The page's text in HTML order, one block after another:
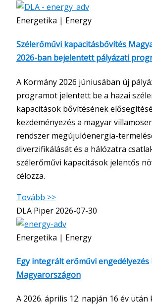
Energetika | Energy
Szélerőművi kapacitásbővítés
2026-ban bejelentett pályázati
A Kormány 2026 júniusában új
programot jelentett be a hazai
kapacitások bővítésének
kezdeményezés a magyar
rendszer megújulóenergia-
diverzifikálását és a hálózatra
szélerőművi kapacitások jelentős
célozza.
Tovább >>
DLA Piper 2026-07-30
Energetika | Energy
Egy integrált erőművi
Magyarországon
A 2026. április 12. napján 16 év